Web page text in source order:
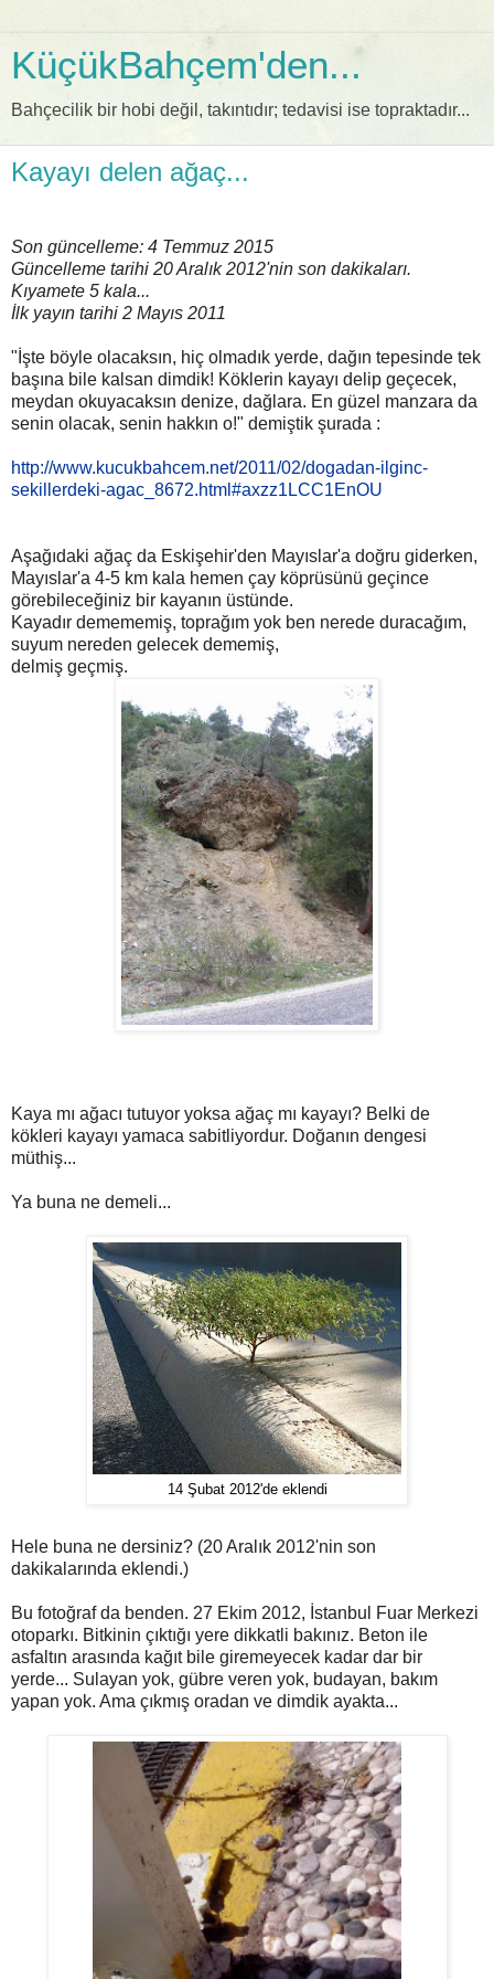
KüçükBahçem'den...
Bahçecilik bir hobi değil, takıntıdır; tedavisi ise topraktadır...
Kayayı delen ağaç...
Son güncelleme: 4 Temmuz 2015
Güncelleme tarihi 20 Aralık 2012'nin son dakikaları.
Kıyamete 5 kala...
İlk yayın tarihi 2 Mayıs 2011
"İşte böyle olacaksın, hiç olmadık yerde, dağın tepesinde tek
başına bile kalsan dimdik! Köklerin kayayı delip geçecek,
meydan okuyacaksın denize, dağlara. En güzel manzara da
senin olacak, senin hakkın o!" demiştik şurada :
http://www.kucukbahcem.net/2011/02/dogadan-ilginc-
sekillerdeki-agac_8672.html#axzz1LCC1EnOU
Aşağıdaki ağaç da Eskişehir'den Mayıslar'a doğru giderken,
Mayıslar'a 4-5 km kala hemen çay köprüsünü geçince
görebileceğiniz bir kayanın üstünde.
Kayadır demememiş, toprağım yok ben nerede duracağım,
suyum nereden gelecek dememiş,
delmiş geçmiş.
Kaya mı ağacı tutuyor yoksa ağaç mı kayayı? Belki de
kökleri kayayı yamaca sabitliyordur. Doğanın dengesi
müthiş...
Ya buna ne demeli...
14 Şubat 2012'de eklendi
Hele buna ne dersiniz? (20 Aralık 2012'nin son
dakikalarında eklendi.)
Bu fotoğraf da benden. 27 Ekim 2012, İstanbul Fuar Merkezi
otoparkı. Bitkinin çıktığı yere dikkatli bakınız. Beton ile
asfaltın arasında kağıt bile giremeyecek kadar dar bir
yerde... Sulayan yok, gübre veren yok, budayan, bakım
yapan yok. Ama çıkmış oradan ve dimdik ayakta...